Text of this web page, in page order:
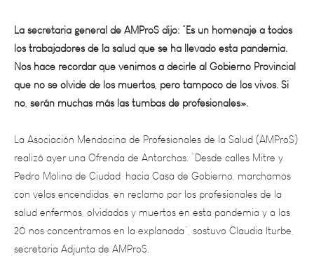
los trabajadores de la salud que se ha llevado esta pandemia.
Nos hace recordar que venimos a decirle al Gobierno Provincial
que no se olvide de los muertos, pero tampoco de los vivos. Si
no, serán muchas más las tumbas de profesionales».
La Asociación Mendocina de Profesionales de la Salud (AMProS)
realizó ayer una Ofrenda de Antorchas. “Desde calles Mitre y
Pedro Molina de Ciudad, hacia Casa de Gobierno, marchamos
con velas encendidas, en reclamo por los profesionales de la
salud enfermos, olvidados y muertos en esta pandemia y a las
20 nos concentramos en la explanada”, sostuvo Claudia Iturbe,
secretaria Adjunta de AMProS.